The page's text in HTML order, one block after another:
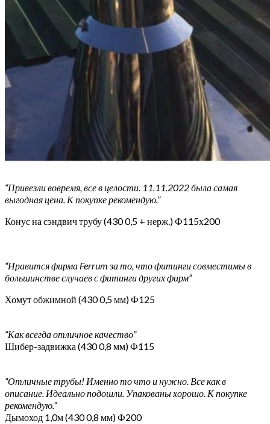
“Привезли вовремя, все в целости. 11.11.2022 была самая
выгодная цена. К покупке рекомендую.”
Конус на сэндвич трубу (430 0,5 + нерж.) Ф115х200
“Нравится фирма Ferrum за то, что фитинги совместимы в
большинстве случаев с фитинги других фирм”
Хомут обжимной (430 0,5 мм) Ф125
“Как всегда отличное качество”
Шибер-задвижка (430 0,8 мм) Ф115
“Отличные трубы! Именно то что и нужно. Все как в
описание. Идеально подошли. Упакованы хорошо. К покупке
рекомендую.”
Дымоход 1,0м (430 0,8 мм) Ф200